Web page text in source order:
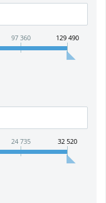
97 360 129 490
24 735 32 520